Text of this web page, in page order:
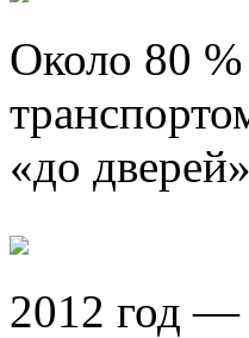
Около 80 %
«до
2012 год—